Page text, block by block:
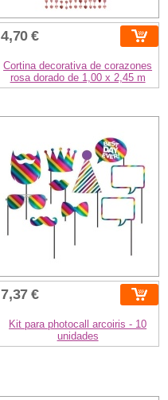
4,70 €
Cortina decorativa de corazones
rosa dorado de 1,00 x 2,45 m
7,37 €
Kit para photocall arcoiris - 10
unidades